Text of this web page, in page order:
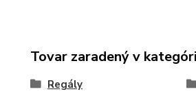
Tovar zaradený v
Regály